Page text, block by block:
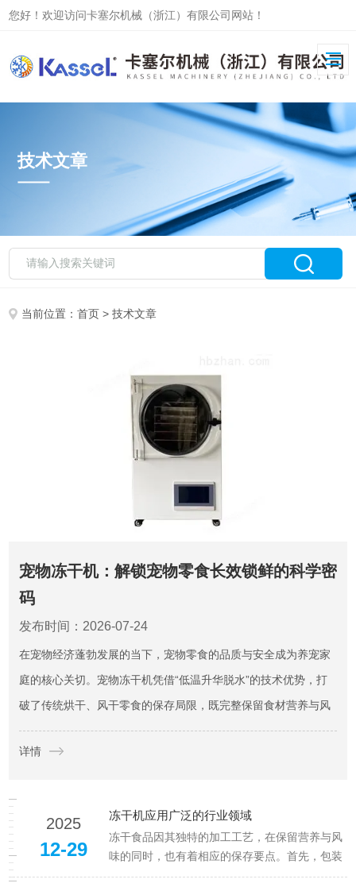
您好！欢迎访问卡塞尔机械（浙江）有限公司网站！
技术文章
当前位置：首页 > 技术文章
宠物冻干机：解锁宠物零食长效锁鲜的科学密
码
发布时间：2026-07-24
在宠物经济蓬勃发展的当下，宠物零食的品质与安全成为养宠家
庭的核心关切。宠物冻干机凭借“低温升华脱水”的技术优势，打
破了传统烘干、风干零食的保存局限，既完整保留食材营养与风
味，又能实现超长保质期，成为守护宠物零食新鲜度的关键工
具。然而，冻干零食的长效保存并非简单脱水即可，从生产到
详情
2025
12-29
冻干机应用广泛的行业领域
冻干食品因其独特的加工工艺，在保留营养与风
味的同时，也有着相应的保存要点。首先，包装
是关键。应选用密封性良好的容器或包装袋，如